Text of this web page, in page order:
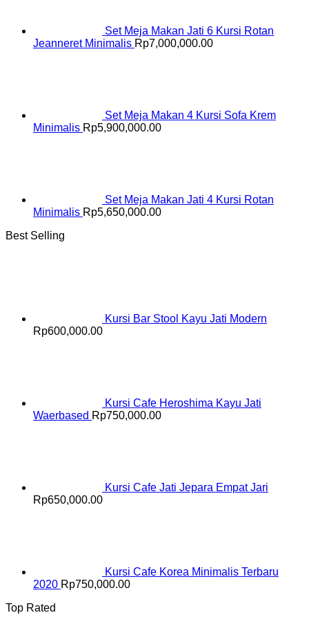
Set Meja Makan Jati 6 Kursi Rotan
Jeanneret Minimalis Rp7,000,000.00
Set Meja Makan 4 Kursi Sofa Krem
Minimalis Rp5,900,000.00
Set Meja Makan Jati 4 Kursi Rotan
Minimalis Rp5,650,000.00
Best Selling
Kursi Bar Stool Kayu Jati Modern
Rp600,000.00
Kursi Cafe Heroshima Kayu Jati
Waerbased Rp750,000.00
Kursi Cafe Jati Jepara Empat Jari
Rp650,000.00
Kursi Cafe Korea Minimalis Terbaru
2020 Rp750,000.00
Top Rated